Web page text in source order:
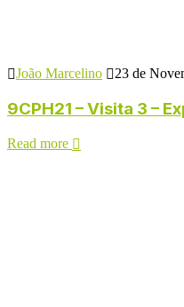
João Marcelino 23 de
9CPH21 – Visita 3 –
Read more